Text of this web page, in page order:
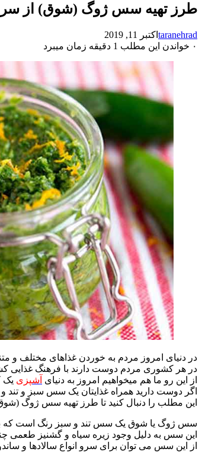
طرز تهیه سس ژوگ (شوق) از
taranehrad اکتبر 11, 2019
۰ خواندن این مطلب 1 دقیقه زمان میبرد
در دنیای امروز مردم به خوردن غذاهای مختلف و
در هر کشوری مردم دوست دارند با فرهنگ غذایی
از این رو ما هم میخواهیم امروز به دنیای آشپزی یک
اگر دوست دارید همراه غذایتان یک سس سبز و تند
این مطلب را دنبال کنید تا طرز تهیه سس ژوگ (شوق)
سس ژوگ یا شوق یک سس تند و سبز رنگ است که
این سس به دلیل وجود زیره سیاه و گشنیز طعمی
از این سس می توان برای سرو انواع سالادها و